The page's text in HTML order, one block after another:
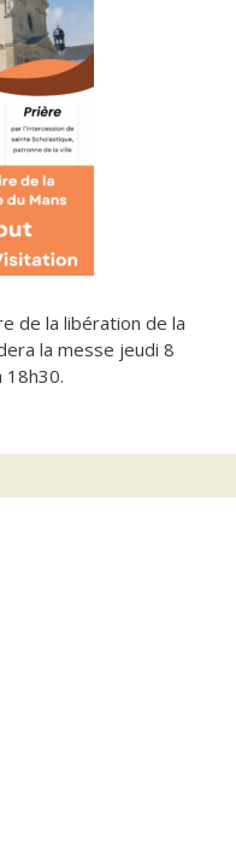
de la libération de la
la messe jeudi 8
18h30.